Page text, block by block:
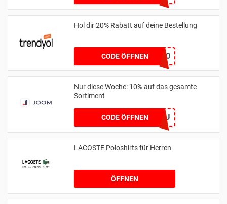
Hol dir 20% Rabatt auf deine Bestellung
CODE ÖFFNENHELLO20
Nur diese Woche: 10% auf das gesamte
Sortiment
CODE ÖFFNEN
PROMKODRU
LACOSTE Poloshirts für Herren
ÖFFNEN